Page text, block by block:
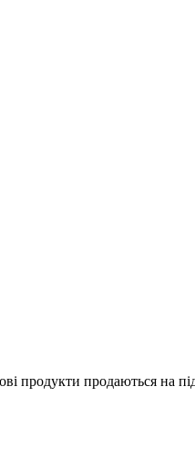
продаються на